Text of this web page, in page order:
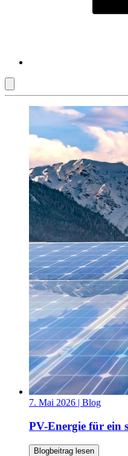
7. Mai 2026 | Blog
PV-Energie für ein
Blogbeitrag lesen